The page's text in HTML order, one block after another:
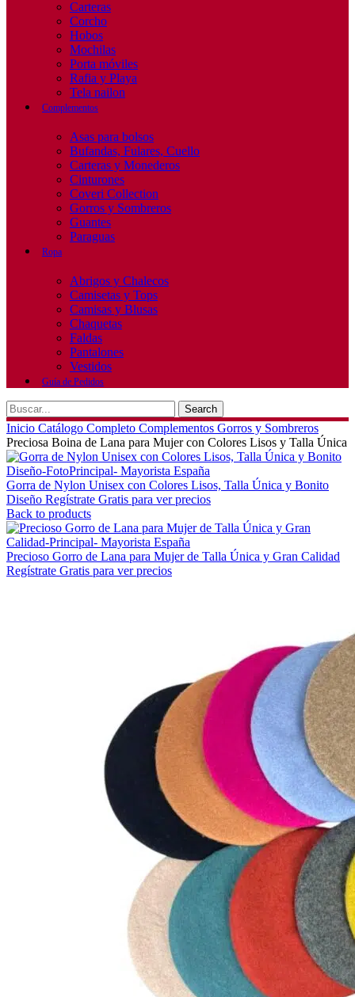
Carteras
Corcho
Hobos
Mochilas
Porta móviles
Rafia y Playa
Tela nailon
Complementos
Asas para bolsos
Bufandas, Fulares, Cuello
Carteras y Monederos
Cinturones
Coveri Collection
Gorros y Sombreros
Guantes
Paraguas
Ropa
Abrigos y Chalecos
Camisetas y Tops
Camisas y Blusas
Chaquetas
Faldas
Pantalones
Vestidos
Guía de Pedidos
Search
Inicio Catálogo Completo Complementos Gorros y Sombreros
Preciosa Boina de Lana para Mujer con Colores Lisos y Talla Única
Gorra de Nylon Unisex con Colores Lisos, Talla Única y Bonito
Diseño Regístrate Gratis para ver precios
Back to products
Precioso Gorro de Lana para Mujer de Talla Única y Gran Calidad
Regístrate Gratis para ver precios